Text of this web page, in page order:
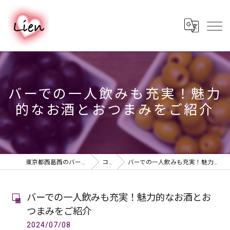
バーでの一人飲みも充実！魅力
的なお酒とおつまみをご紹介
東京都西葛西のバーならPUB & BAR Lien コラム バーでの一人飲みも充実！魅力的なお酒とおつまみをご紹介
バーでの一人飲みも充実！魅力的なお酒とお
つまみをご紹介
2024/07/08